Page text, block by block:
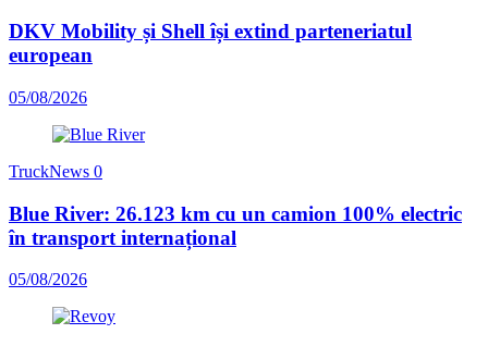
DKV Mobility și Shell își extind parteneriatul
european
05/08/2026
TruckNews 0
Blue River: 26.123 km cu un camion 100% electric
în transport internațional
05/08/2026